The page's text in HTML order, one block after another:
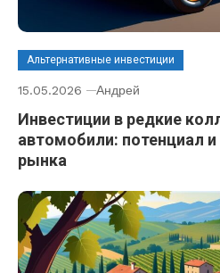
Альтернативные инвестиции
15.05.2026 Андрей
Инвестиции в редкие
автомобили: потенциал
рынка